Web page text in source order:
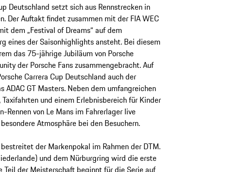
Deutschland setzt sich aus Rennstrecken in
Der Auftakt findet zusammen mit der FIA WEC
dem „Festival of Dreams“ auf dem
eines der Saisonhighlights ansteht. Bei diesem
das 75-jährige Jubiläum von Porsche
der Porsche Fans zusammengebracht. Auf
Carrera Cup Deutschland auch der
ADAC GT Masters. Neben dem umfangreichen
und einem Erlebnisbereich für Kinder
von Le Mans im Fahrerlager live
Atmosphäre bei den Besuchern.
der Markenpokal im Rahmen der DTM.
und dem Nürburgring wird die erste
Teil der Meisterschaft beginnt für die Serie auf